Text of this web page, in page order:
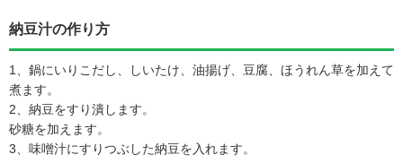
納豆汁の作り方
1、鍋にいりこだし、しいたけ、油揚げ、豆腐、ほうれん草を加えて
煮ます。
2、納豆をすり潰します。
砂糖を加えます。
3、味噌汁にすりつぶした納豆を入れます。